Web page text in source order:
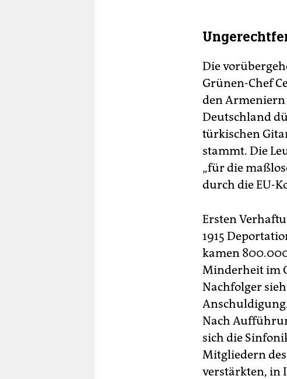
Die
Grünen-Chef
den Armeniern
Deutschland
türkischen
stammt. Die
„für die
durch die EU-
Ersten
1915
kamen
Minderheit im
Nachfolger
Anschuldigung.
Nach
sich die
Mitgliedern
verstärkten, in